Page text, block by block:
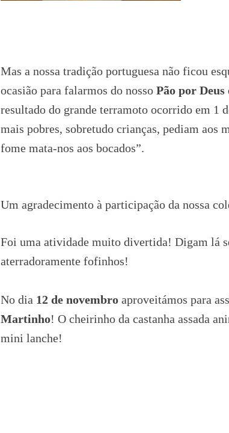
Mas a nossa tradição portuguesa não ficou
ocasião para falarmos do nosso Pão por Deus
resultado do grande terramoto ocorrido em 1
mais pobres, sobretudo crianças, pediam aos
fome mata-nos aos bocados”.
Um agradecimento à participação da nossa
Foi uma atividade muito divertida! Digam lá
aterradoramente fofinhos!
No dia 12 de novembro aproveitámos para
Martinho! O cheirinho da castanha assada
mini lanche!